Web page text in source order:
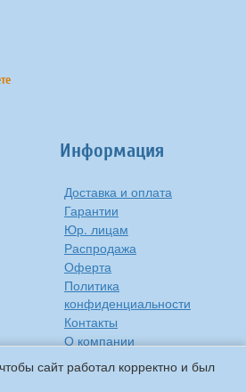
сайт работал корректно и был
Информация
Доставка и оплата
Гарантии
Юр. лицам
Распродажа
Оферта
Политика
конфиденциальности
Контакты
О компании
Сиропы Monin
Виды барного стекла